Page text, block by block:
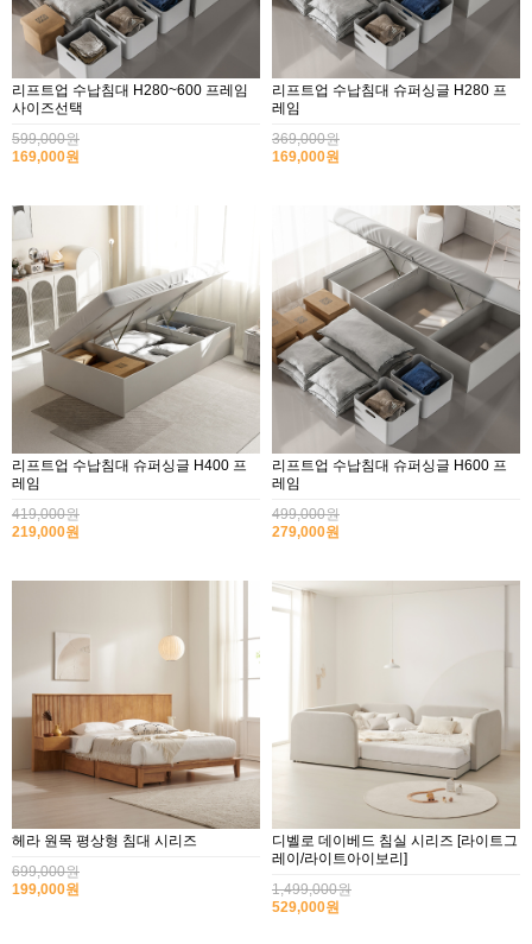
리프트업 수납침대 H280~600 프레임
사이즈선택
599,000원
169,000원
리프트업 수납침대 슈퍼싱글 H280 프
레임
369,000원
169,000원
리프트업 수납침대 슈퍼싱글 H400 프
레임
419,000원
219,000원
리프트업 수납침대 슈퍼싱글 H600 프
레임
499,000원
279,000원
헤라 원목 평상형 침대 시리즈
699,000원
199,000원
디벨로 데이베드 침실 시리즈 [라이트그
레이/라이트아이보리]
1,499,000원
529,000원